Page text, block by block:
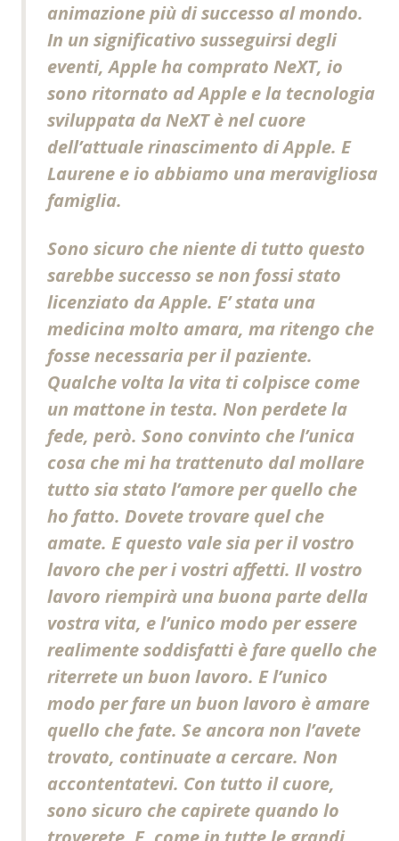
animazione più di successo al mondo.
In un significativo susseguirsi degli
eventi, Apple ha comprato NeXT, io
sono ritornato ad Apple e la tecnologia
sviluppata da NeXT è nel cuore
dell’attuale rinascimento di Apple. E
Laurene e io abbiamo una meravigliosa
famiglia.
Sono sicuro che niente di tutto questo
sarebbe successo se non fossi stato
licenziato da Apple. E’ stata una
medicina molto amara, ma ritengo che
fosse necessaria per il paziente.
Qualche volta la vita ti colpisce come
un mattone in testa. Non perdete la
fede, però. Sono convinto che l’unica
cosa che mi ha trattenuto dal mollare
tutto sia stato l’amore per quello che
ho fatto. Dovete trovare quel che
amate. E questo vale sia per il vostro
lavoro che per i vostri affetti. Il vostro
lavoro riempirà una buona parte della
vostra vita, e l’unico modo per essere
realimente soddisfatti è fare quello che
riterrete un buon lavoro. E l’unico
modo per fare un buon lavoro è amare
quello che fate. Se ancora non l’avete
trovato, continuate a cercare. Non
accontentatevi. Con tutto il cuore,
sono sicuro che capirete quando lo